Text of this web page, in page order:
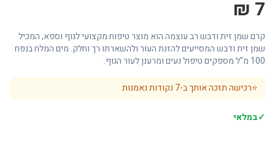
7 ₪
קרם שמן זית ודבש רב עוצמה הוא מוצר טיפוח מקצועי לגוף וספא, המכיל
שמן זית ודבש המסייעים להזנת העור ולהשארתו רך וחלק. מים המלח בנפח
100 מ"ל מספקים טיפול נעים ומרענן לעור הגוף.
⭐רכישה תזכה אותך ב-7 נקודות נאמנות
✓במלאי